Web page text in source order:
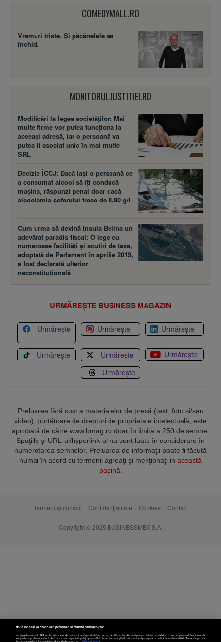
COMEDYMALL.RO
Vremuri triste. Şi păcănelele se
închid.
MONITORULJUSTITIEI.RO
Modificări la legea societăţilor: Mai
multe firme vor putea funcţiona la
aceeaşi adresă, iar o persoană va
putea fi asociat unic în mai multe
SRL
Decizie ÎCCJ: Dacă laşi o persoană ce
a consumat alcool să îţi conducă
maşina, răspunzi penal doar dacă
alcoolemia şoferului trece de 0,80 g/l
Cum urma să devină Insula Belina un
adevărat paradis fiscal: O lege cu
numeroase facilităţi şi scutiri de taxe,
adoptată de Parlament în aprilie 2019,
a fost declarată ulterior
neconstituţională
URMĂREȘTE BUSINESS MAGAZIN
Urmărește Urmărește Urmărește
Urmărește Urmărește
Urmărește
Urmărește
Preluarea fără cost a materialelor de presă (text, foto si/sau
video), purtătoare de drepturi de proprietate intelectuală, este
aprobată de către www.bmag.ro doar în limita a 250 de semne.
Spaţiile şi URL-ul/hyperlink-ul nu sunt luate în considerare în
numerotarea semnelor. Preluarea de informaţii poate fi făcută
numai în acord cu termenii agreaţi şi menţionaţi in această
pagină
Termeni și condiții Confidențialitate Cookies Contact
Copyright © 2025 BUSINESSMEX S.A.
Nouă ne pasă ca datele tale personale să rămână confidențiale
Noi și partenerii noștri589stocăm și/sau accesăm informații pe dispozitivul dvs., precum identificatorii cookie unici pentru prelucrarea datelor cu caracter personal. Puteți accepta
sau gestiona preferințele dvs. făcând clic mai jos, respectiv vă puteți opune utilizării unui interes legitim în orice moment pe pagina cu politica de confidențialitate. Aceste alegeri vor
fi raportate partenerilor noștri și nu vă vor afecta navigarea.
Mai multe detalii